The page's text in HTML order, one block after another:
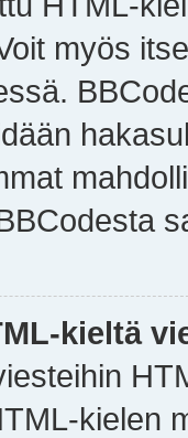
myös
kieltä
kielen